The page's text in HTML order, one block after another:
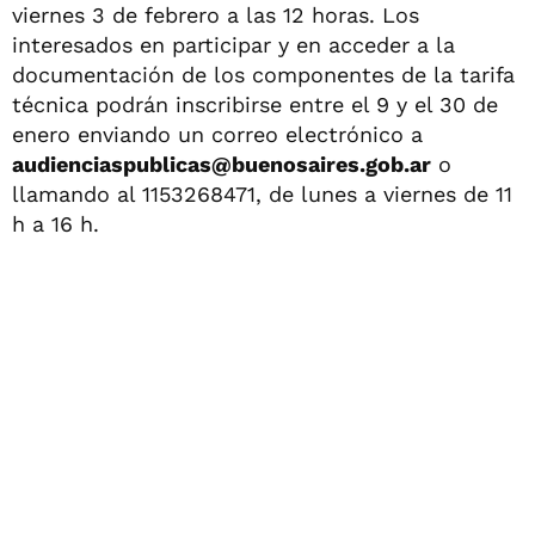
viernes 3 de febrero a las 12 horas. Los
interesados en participar y en acceder a la
documentación de los componentes de la tarifa
técnica podrán inscribirse entre el 9 y el 30 de
enero enviando un correo electrónico a
audienciaspublicas@buenosaires.gob.ar o
llamando al 1153268471, de lunes a viernes de 11
h a 16 h.